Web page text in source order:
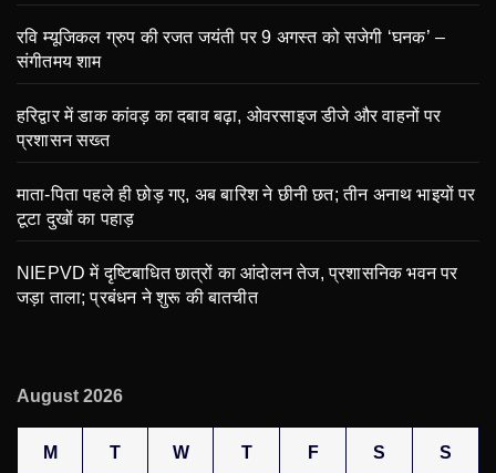
रवि म्यूजिकल ग्रुप की रजत जयंती पर 9 अगस्त को सजेगी ‘घनक’ –
संगीतमय शाम
हरिद्वार में डाक कांवड़ का दबाव बढ़ा, ओवरसाइज डीजे और वाहनों पर
प्रशासन सख्त
माता-पिता पहले ही छोड़ गए, अब बारिश ने छीनी छत; तीन अनाथ भाइयों पर
टूटा दुखों का पहाड़
NIEPVD में दृष्टिबाधित छात्रों का आंदोलन तेज, प्रशासनिक भवन पर
जड़ा ताला; प्रबंधन ने शुरू की बातचीत
August 2026
M T W T F S S